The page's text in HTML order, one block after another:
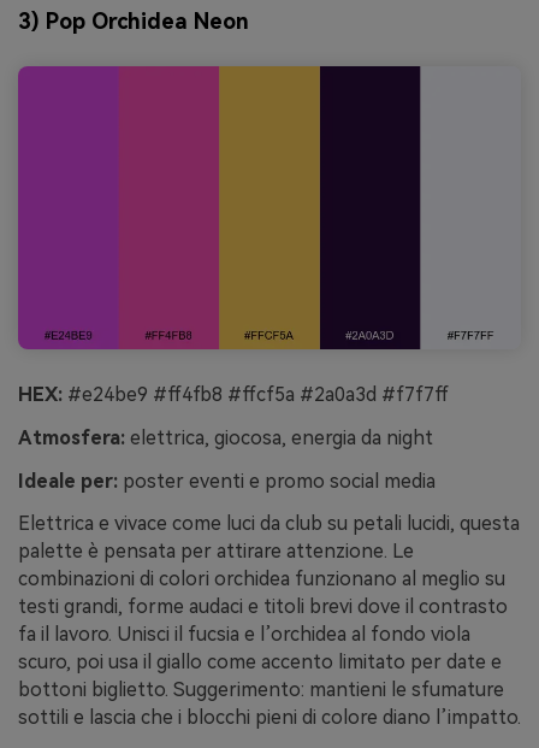
3) Pop Orchidea Neon
HEX: #e24be9 #ff4fb8 #ffcf5a #2a0a3d #f7f7ff
Atmosfera: elettrica, giocosa, energia da night
Ideale per: poster eventi e promo social media
Elettrica e vivace come luci da club su petali lucidi, questa
palette è pensata per attirare attenzione. Le
combinazioni di colori orchidea funzionano al meglio su
testi grandi, forme audaci e titoli brevi dove il contrasto
fa il lavoro. Unisci il fucsia e l’orchidea al fondo viola
scuro, poi usa il giallo come accento limitato per date e
bottoni biglietto. Suggerimento: mantieni le sfumature
sottili e lascia che i blocchi pieni di colore diano l’impatto.